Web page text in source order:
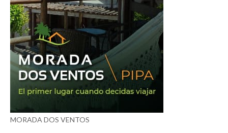
MORADA DOS VENTOS